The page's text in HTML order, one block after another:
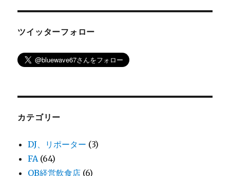
ツイッターフォロー
カテゴリー
DJ、リポーター (3)
FA (64)
OB経営飲食店 (6)